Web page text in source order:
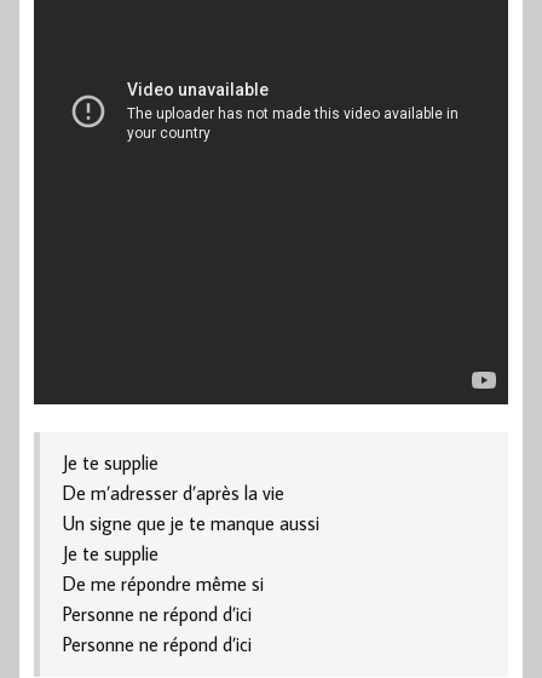
Je te supplie
De m’adresser d’après la vie
Un signe que je te manque aussi
Je te supplie
De me répondre même si
Personne ne répond d’ici
Personne ne répond d’ici